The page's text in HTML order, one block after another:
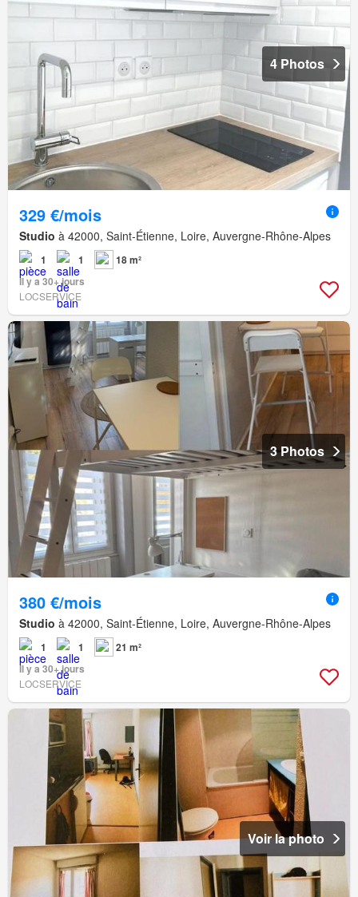
4 Photos
329 €/mois
Studio à 42000, Saint-Étienne, Loire, Auvergne-Rhône-Alpes
1 1
18 m²
Il y a 30+ jours
LOCSERVICE
3 Photos
380 €/mois
Studio à 42000, Saint-Étienne, Loire, Auvergne-Rhône-Alpes
1 1
21 m²
Il y a 30+ jours
LOCSERVICE
Voir la photo